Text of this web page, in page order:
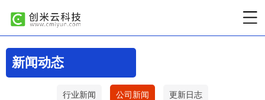
新闻动态
行业新闻 公司新闻 更新日志